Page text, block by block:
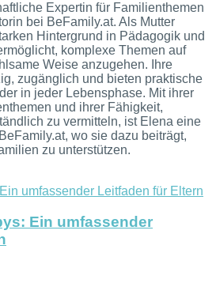
Expertin für Familienthemen
bei BeFamily.at. Als Mutter
Hintergrund in Pädagogik und
komplexe Themen auf
Weise anzugehen. Ihre
zugänglich und bieten praktische
in jeder Lebensphase. Mit ihrer
und ihrer Fähigkeit,
zu vermitteln, ist Elena eine
wo sie dazu beiträgt,
zu unterstützen.
Ein umfassender